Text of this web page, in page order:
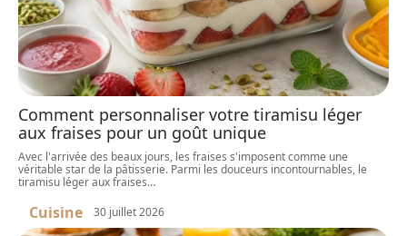
Comment personnaliser votre tiramisu léger
aux fraises pour un goût unique
Avec l'arrivée des beaux jours, les fraises s'imposent comme une
véritable star de la pâtisserie. Parmi les douceurs incontournables, le
tiramisu léger aux fraises…
Cuisine 30 juillet 2026